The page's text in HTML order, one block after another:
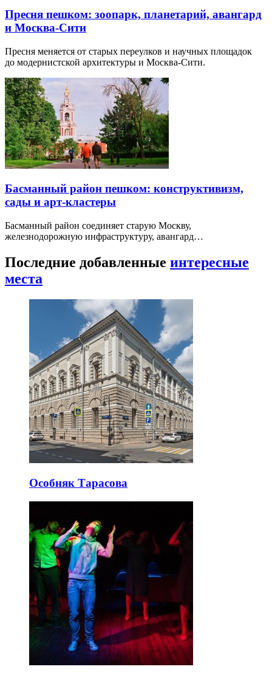
Пресня пешком: зоопарк, планетарий, авангард
и Москва-Сити
Пресня меняется от старых переулков и научных площадок
до модернистской архитектуры и Москва-Сити.
Басманный район пешком: конструктивизм,
сады и арт-кластеры
Басманный район соединяет старую Москву,
железнодорожную инфраструктуру, авангард…
Последние добавленные интересные
места
Особняк Тарасова